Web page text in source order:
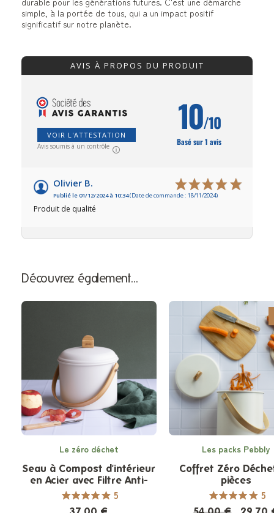
simple, à la portée de tous, qui a un impact positif
significatif sur notre planète.
AVIS À PROPOS DU PRODUIT
VOIR L'ATTESTATION
Avis soumis à un contrôle
10/10
Basé sur 1 avis
Olivier B.
Publié le 01/12/2024 à 10:34(Date de commande : 18/11/2024)
Produit de qualité
Découvrez également…
Le zéro déchet
Seau à Compost d'intérieur
en Acier avec Filtre Anti-
Odeurs - 3,5 L
5
Les packs Pebbly
Coffret Zéro
pièces
5